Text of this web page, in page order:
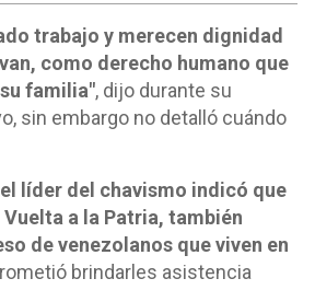
trabajo y merecen dignidad
como derecho humano que
familia", dijo durante su
sin embargo no detalló cuándo
el líder del chavismo indicó que
a la Patria, también
de venezolanos que viven en
brindarles asistencia